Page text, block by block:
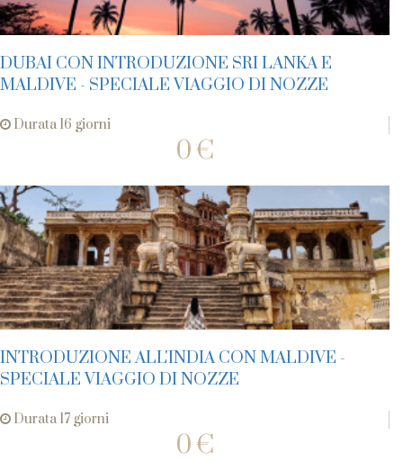
DUBAI CON INTRODUZIONE SRI LANKA E
MALDIVE - SPECIALE VIAGGIO DI NOZZE
Durata 16 giorni
0 €
INTRODUZIONE ALL'INDIA CON MALDIVE -
SPECIALE VIAGGIO DI NOZZE
Durata 17 giorni
0 €